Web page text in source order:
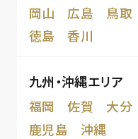
岡山
広島 鳥取
徳島
香川
九州・沖縄エリア
福岡
佐賀 大分
鹿児島
沖縄